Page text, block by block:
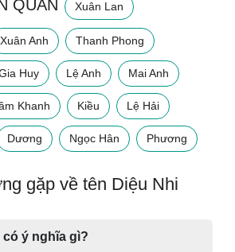
QUAN Xuân Lan
Xuân Anh Thanh Phong
Huy Lệ Anh Mai Anh
Khanh Kiều Lệ Hải
Dương Ngọc Hân Phương
gặp về tên Diệu Nhi
có ý nghĩa gì?